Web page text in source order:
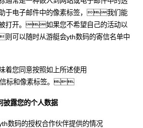
电子邮件中的像素标签，我们能
打开。如果您不希望自己的活动以
可以随时从游艇会yth数码的寄信名单中
着您同意按照如上所述使用
标和像素标签。
披露您的个人数据
数码的授权合作伙伴提供的情况